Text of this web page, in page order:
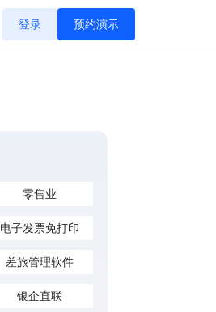
登录 预约演示
零售业
电子发票免打印
差旅管理软件
银企直联